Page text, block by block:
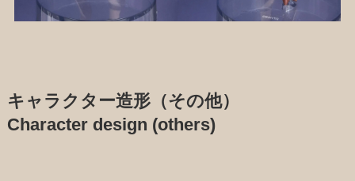
キャラクター造形（その他）
Character design (others)